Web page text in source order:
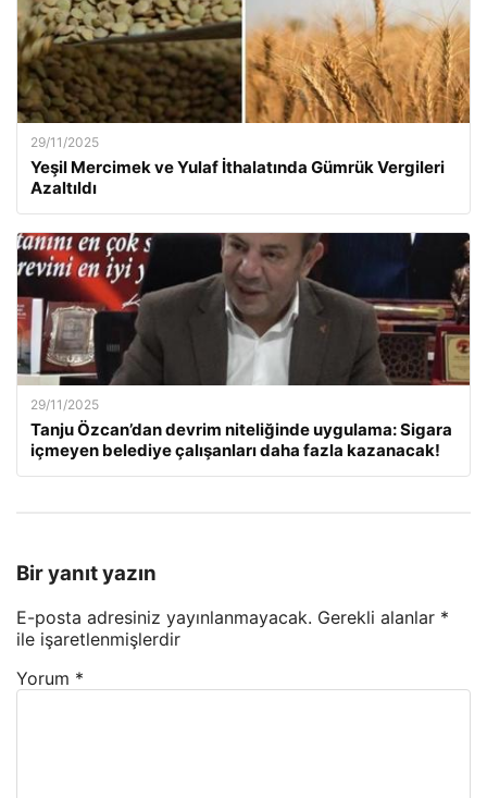
29/11/2025
Yeşil Mercimek ve Yulaf İthalatında Gümrük Vergileri
Azaltıldı
29/11/2025
Tanju Özcan’dan devrim niteliğinde uygulama: Sigara
içmeyen belediye çalışanları daha fazla kazanacak!
Bir yanıt yazın
E-posta adresiniz yayınlanmayacak. Gerekli alanlar *
ile işaretlenmişlerdir
Yorum *